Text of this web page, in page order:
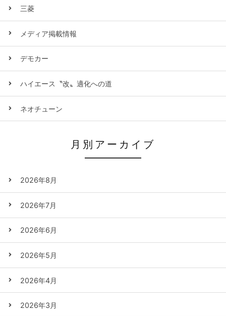
三菱
メディア掲載情報
デモカー
ハイエース〝改〟適化への道
ネオチューン
月別アーカイブ
2026年8月
2026年7月
2026年6月
2026年5月
2026年4月
2026年3月